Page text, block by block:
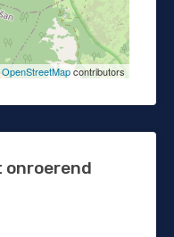
OpenStreetMapcontributors
onroerend